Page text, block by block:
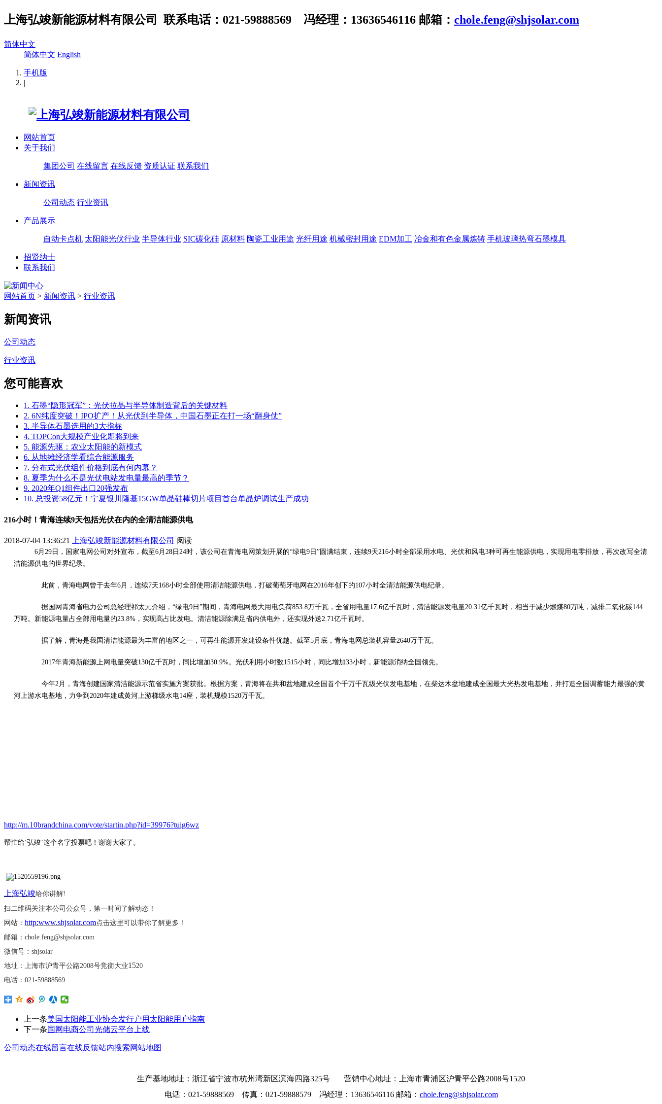
上海弘竣新能源材料有限公司 联系电话：021-59888569 冯经理：13636546116 邮箱： chole.feng@shjsolar.com
简体中文
简体中文 English
手机版
|
网站首页
关于我们
集团公司 在线留言 在线反馈 资质认证 联系我们
新闻资讯
公司动态 行业资讯
产品展示
自动卡点机 太阳能光伏行业 半导体行业 SIC碳化硅 原材料 陶瓷工业用途 光纤用途 机械密封用途 EDM加工 冶金和有色金属炼铸 手机玻璃热弯石墨模具
招贤纳士
联系我们
网站首页 > 新闻资讯 > 行业资讯
新闻资讯
公司动态
行业资讯
您可能喜欢
1. 石墨“隐形冠军”：光伏拉晶与半导体制造背后的关键材料
2. 6N纯度突破！IPO扩产！从光伏到半导体，中国石墨正在打一场“翻身仗”
3. 半导体石墨选用的3大指标
4. TOPCon大规模产业化即将到来
5. 能源先驱：农业太阳能的新模式
6. 从地摊经济学看综合能源服务
7. 分布式光伏组件价格到底有何内幕？
8. 夏季为什么不是光伏电站发电量最高的季节？
9. 2020年Q1组件出口20强发布
10. 总投资58亿元！宁夏银川隆基15GW单晶硅棒切片项目首台单晶炉调试生产成功
216小时！青海连续9天包括光伏在内的全清洁能源供电
2018-07-04 13:36:21 上海弘竣新能源材料有限公司 阅读
6月29日，国家电网公司对外宣布，截至6月28日24时，该公司在青海电网策划开展的“绿电9日”圆满结束，连续9天216小时全部采用水电、光伏和风电3种可再生能源供电，实现用电零排放，再次改写全清
洁能源供电的世界纪录。
此前，青海电网曾于去年6月，连续7天168小时全部使用清洁能源供电，打破葡萄牙电网在2016年创下的107小时全清洁能源供电纪录。
据国网青海省电力公司总经理祁太元介绍，“绿电9日”期间，青海电网最大用电负荷853.8万千瓦，全省用电量17.6亿千瓦时，清洁能源发电量20.31亿千瓦时，相当于减少燃煤80万吨，减排二氧化碳144
万吨。新能源电量占全部用电量的23.8%，实现高占比发电。清洁能源除满足省内供电外，还实现外送2.71亿千瓦时。
据了解，青海是我国清洁能源最为丰富的地区之一，可再生能源开发建设条件优越。截至5月底，青海电网总装机容量2640万千瓦。
2017年青海新能源上网电量突破130亿千瓦时，同比增加30.9%。光伏利用小时数1515小时，同比增加33小时，新能源消纳全国领先。
今年2月，青海创建国家清洁能源示范省实施方案获批。根据方案，青海将在共和盆地建成全国首个千万千瓦级光伏发电基地，在柴达木盆地建成全国最大光热发电基地，并打造全国调蓄能力最强的黄
河上游水电基地，力争到2020年建成黄河上游梯级水电14座，装机规模1520万千瓦。
http://m.10brandchina.com/vote/startin.php?id=39976?tuig6wz
帮忙给‘弘竣’这个名字投票吧！谢谢大家了。
上海弘竣给你讲解!
扫二维码关注本公司公众号，第一时间了解动态！
网站： http:www.shjsolar.com点击这里可以带你了解更多！
邮箱： chole.feng@shjsolar.com
微信号： shjsolar
地址：上海市沪青平公路2008号竞衡大业1520
电话： 021-59888569
上一条美国太阳能工业协会发行户用太阳能用户指南
下一条国网电商公司光储云平台上线
公司动态在线留言在线反馈站内搜索网站地图
生产基地地址：浙江省宁波市杭州湾新区滨海四路325号 营销中心地址：上海市青浦区沪青平公路2008号1520
电话：021-59888569 传真：021-59888579 冯经理：13636546116 邮箱： chole.feng@shjsolar.com